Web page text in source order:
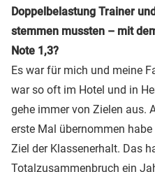
Doppelbelastung Trainer
stemmen mussten – mit
Note 1,3?
Es war für mich und meine
war so oft im Hotel und in
gehe immer von Zielen aus.
erste Mal übernommen
Ziel der Klassenerhalt. Das
Totalzusammenbruch ein